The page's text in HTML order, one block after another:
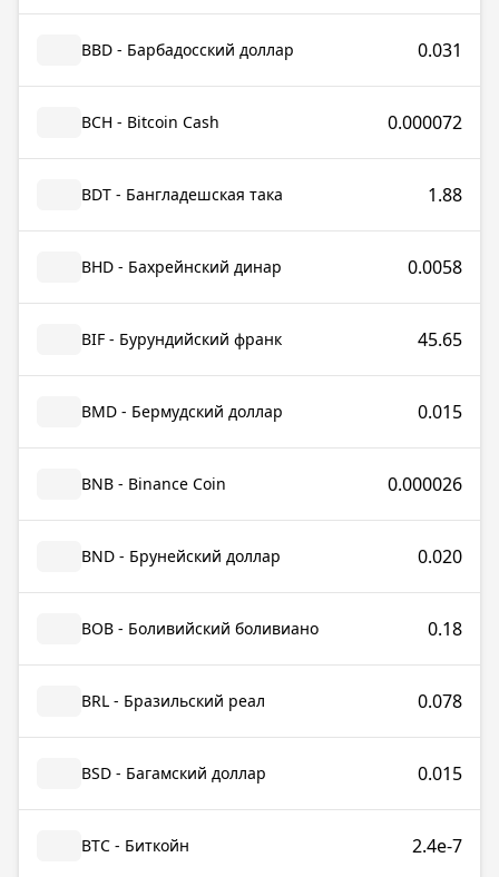
BBD - Барбадосский доллар 0.031
BCH - Bitcoin Cash 0.000072
BDT - Бангладешская така 1.88
BHD - Бахрейнский динар 0.0058
BIF - Бурундийский франк 45.65
BMD - Бермудский доллар 0.015
BNB - Binance Coin 0.000026
BND - Брунейский доллар 0.020
BOB - Боливийский боливиано 0.18
BRL - Бразильский реал 0.078
BSD - Багамский доллар 0.015
BTC - Биткойн 2.4e-7